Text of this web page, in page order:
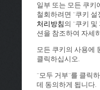
일부 또는 모든 쿠키
철회하려면 "쿠키
처리방침의 "쿠키 및
션을 참조하여 자세
모든 쿠키의 사용에
클릭하십시오.
"모두 거부"를 클릭
데 동의하게 됩니다.